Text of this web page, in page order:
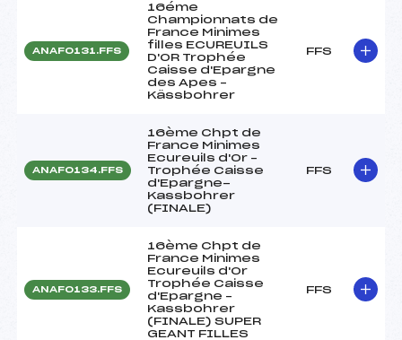
ANAF0131.FFS
16éme
Championnats de
France Minimes
filles ECUREUILS
D'OR Trophée
Caisse d'Epargne
des Apes –
Kässbohrer
FFS
ANAF0134.FFS
16ème Chpt de
France Minimes
Ecureuils d'Or –
Trophée Caisse
d'Epargne-
Kassbohrer
(FINALE)
FFS
ANAF0133.FFS
16ème Chpt de
France Minimes
Ecureuils d'Or
Trophée Caisse
d'Epargne –
Kassbohrer
(FINALE) SUPER
GEANT FILLES
FFS